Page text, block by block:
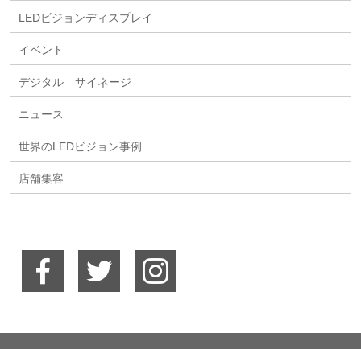
LEDビジョンディスプレイ
イベント
デジタル サイネージ
ニュース
世界のLEDビジョン事例
店舗集客